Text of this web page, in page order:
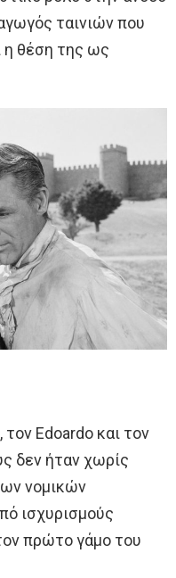
ταινιών που
η θέση της ως
Edoardo και τον
δεν ήταν χωρίς
νομικών
ισχυρισμούς
πρώτο γάμο του